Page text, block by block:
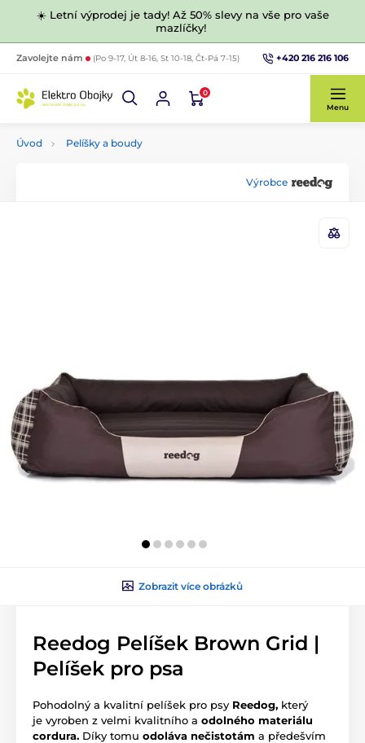
☀️ Letní výprodej je tady! Až 50% slevy na vše pro vaše
mazlíčky!
Zavolejte nám (Po 9-17, Út 8-16, St 10-18, Čt-Pá 7-15) +420 216 216 106
0
Menu
Úvod Pelíšky a boudy
Výrobce
Zobrazit více obrázků
Reedog Pelíšek Brown Grid |
Pelíšek pro psa
Pohodolný a kvalitní pelíšek pro psy Reedog, který
je vyroben z velmi kvalitního a odolného materiálu
cordura. Díky tomu odoláva nečistotám a předešvím